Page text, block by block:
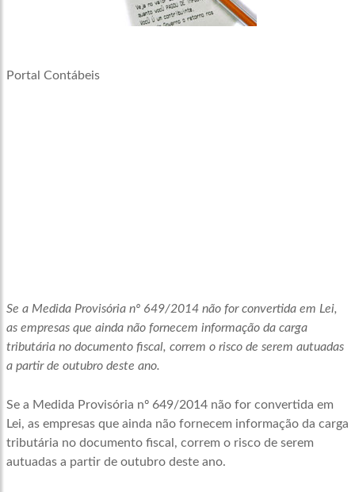
Portal Contábeis
Se a Medida Provisória nº 649/2014 não for convertida em Lei,
as empresas que ainda não fornecem informação da carga
tributária no documento fiscal, correm o risco de serem autuadas
a partir de outubro deste ano.
Se a Medida Provisória nº 649/2014 não for convertida em
Lei, as empresas que ainda não fornecem informação da carga
tributária no documento fiscal, correm o risco de serem
autuadas a partir de outubro deste ano.